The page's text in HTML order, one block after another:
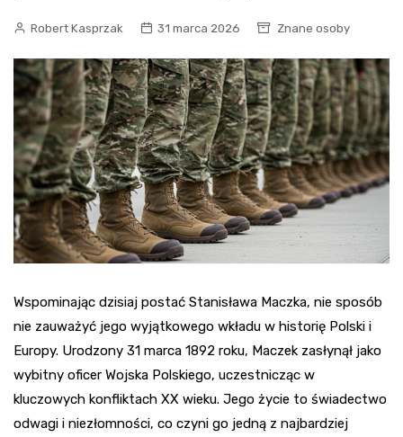
Robert Kasprzak 31 marca 2026 Znane osoby
Wspominając dzisiaj postać Stanisława Maczka, nie sposób
nie zauważyć jego wyjątkowego wkładu w historię Polski i
Europy. Urodzony 31 marca 1892 roku, Maczek zasłynął jako
wybitny oficer Wojska Polskiego, uczestnicząc w
kluczowych konfliktach XX wieku. Jego życie to świadectwo
odwagi i niezłomności, co czyni go jedną z najbardziej